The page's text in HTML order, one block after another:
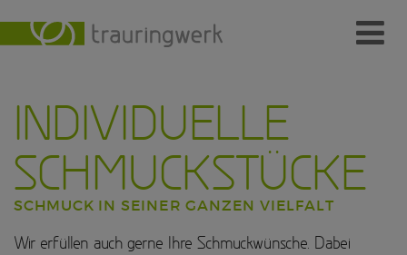
Wer
Wo
Wie
Individuelle Schmuckstücke
INDIVIDUELLE
SCHMUCKSTÜCKE
SCHMUCK IN SEINER GANZEN VIELFALT
Wir erfüllen auch gerne Ihre Schmuckwünsche. Dabei